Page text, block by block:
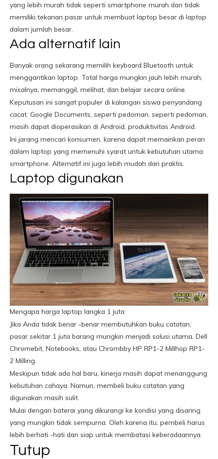
yang lebih murah tidak seperti smartphone murah dan tidak
memiliki tekanan pasar untuk membuat laptop besar di laptop
dalam jumlah besar.
Ada alternatif lain
Banyak orang sekarang memilih keyboard Bluetooth untuk
menggantikan laptop. Total harga mungkin jauh lebih murah,
misalnya, memanggil, melihat, dan belajar secara online.
Keputusan ini sangat populer di kalangan siswa penyandang
cacat. Google Documents, seperti pedoman, seperti pedoman,
masih dapat dioperasikan di Android, produktivitas Android.
Ini jarang mencari konsumen, karena dapat memainkan peran
dalam laptop yang memenuhi syarat untuk kebutuhan utama
smartphone. Alternatif ini juga lebih mudah dan praktis.
Laptop digunakan
Mengapa harga laptop langka 1 juta
Jika Anda tidak benar -benar membutuhkan buku catatan,
pasar sekitar 1 juta barang mungkin menjadi solusi utama. Dell
Chromebit, Notebooks, atau Chrombby HP RP1-2 Millhop RP1-
2 Milling.
Meskipun tidak ada hal baru, kinerja masih dapat menanggung
kebutuhan cahaya. Namun, membeli buku catatan yang
digunakan masih sulit.
Mulai dengan baterai yang dikurangi ke kondisi yang disaring
yang mungkin tidak sempurna. Oleh karena itu, pembeli harus
lebih berhati -hati dan siap untuk membatasi keberadaannya.
Tutup